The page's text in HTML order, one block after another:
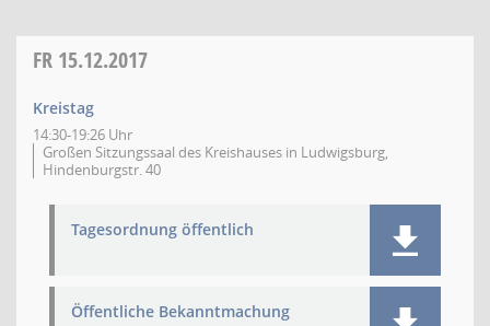
FR 15.12.2017
Kreistag
14:30-19:26 Uhr
Großen Sitzungssaal des Kreishauses in Ludwigsburg,
Hindenburgstr. 40
Tagesordnung öffentlich
Öffentliche Bekanntmachung